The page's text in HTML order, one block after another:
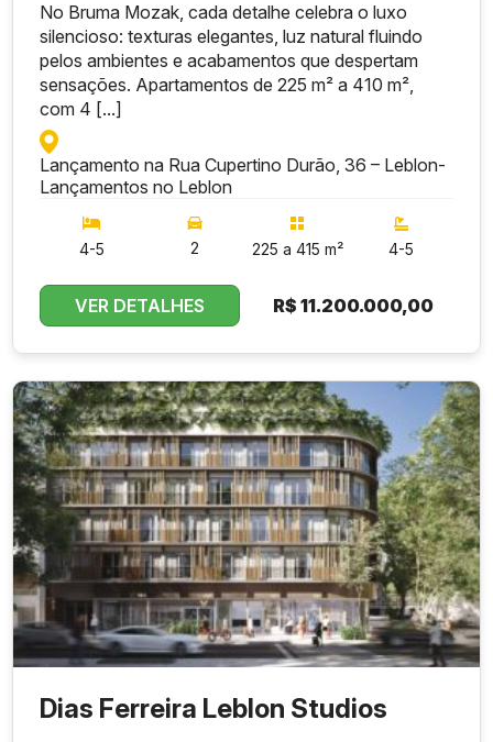
No Bruma Mozak, cada detalhe celebra o luxo
silencioso: texturas elegantes, luz natural fluindo
pelos ambientes e acabamentos que despertam
sensações. Apartamentos de 225 m² a 410 m²,
com 4 [...]
Lançamento na Rua Cupertino Durão, 36 – Leblon-
Lançamentos no Leblon
4-5 2 225 a 415 m² 4-5
VER DETALHES R$ 11.200.000,00
Dias Ferreira Leblon Studios